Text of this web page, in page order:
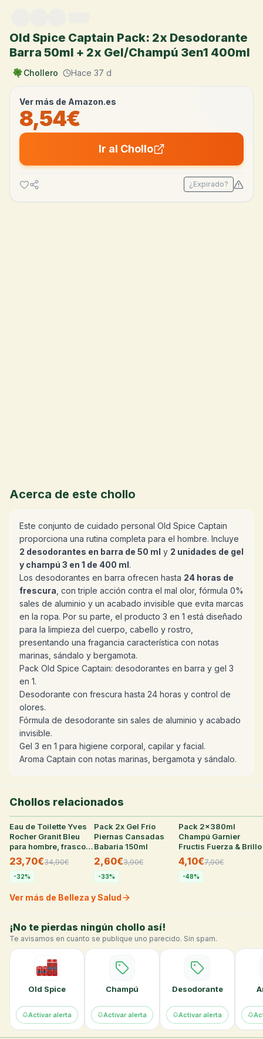
Old Spice Captain Pack: 2x Desodorante
Barra 50ml + 2x Gel/Champú 3en1 400ml
Chollero Hace 37 d
Ver más de Amazon.es
8,54€
Ir al Chollo
¿Expirado?
Acerca de este chollo
Este conjunto de cuidado personal Old Spice Captain
proporciona una rutina completa para el hombre. Incluye
2 desodorantes en barra de 50 ml y 2 unidades de gel
y champú 3 en 1 de 400 ml.
Los desodorantes en barra ofrecen hasta 24 horas de
frescura , con triple acción contra el mal olor, fórmula 0%
sales de aluminio y un acabado invisible que evita marcas
en la ropa. Por su parte, el producto 3 en 1 está diseñado
para la limpieza del cuerpo, cabello y rostro,
presentando una fragancia característica con notas
marinas, sándalo y bergamota.
Pack Old Spice Captain: desodorantes en barra y gel 3
en 1.
Desodorante con frescura hasta 24 horas y control de
olores.
Fórmula de desodorante sin sales de aluminio y acabado
invisible.
Gel 3 en 1 para higiene corporal, capilar y facial.
Aroma Captain con notas marinas, bergamota y sándalo.
Chollos relacionados
27°
Eau de Toilette Yves
Rocher Granit Bleu
para hombre, frasco
de 100 ml
23,70€34,90€
-32%
Pack 2x Gel Frío
Piernas Cansadas
Babaria 150ml
2,60€3,90€
-33%
Pack 2x380ml
Champú Garnier
Fructis Fuerza & Brillo
4,10€7,90€
-48%
Ver más de Belleza y Salud
¡No te pierdas ningún chollo así!
Te avisamos en cuanto se publique uno parecido. Sin spam.
Old Spice
Activar alerta
Champú
Activar alerta
Desodorante
Activar alerta